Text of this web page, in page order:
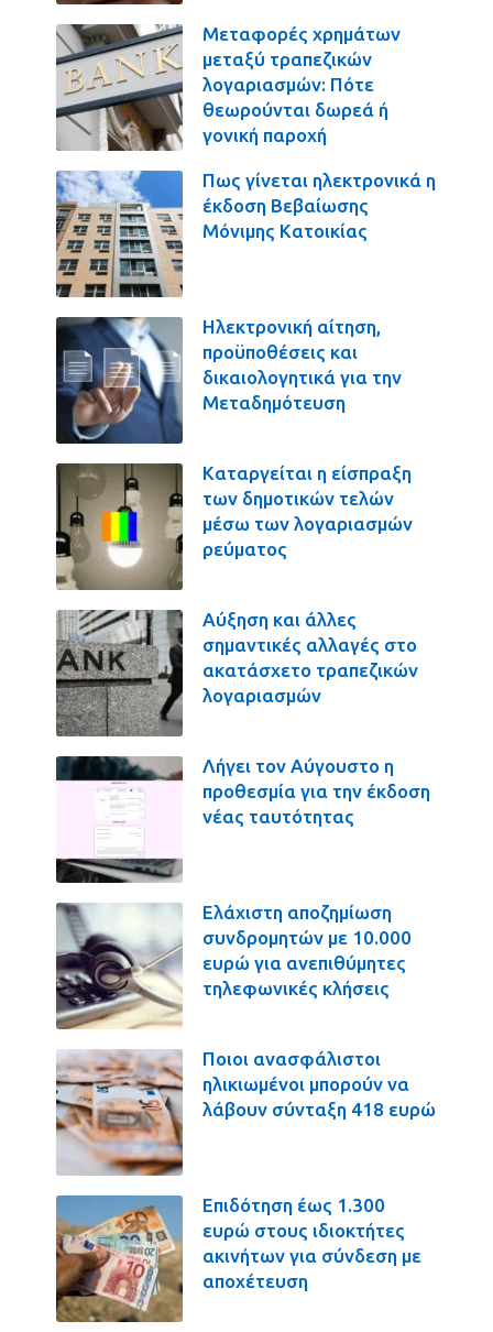
Μεταφορές χρημάτων
μεταξύ τραπεζικών
λογαριασμών: Πότε
θεωρούνται δωρεά ή
γονική παροχή
Πως γίνεται ηλεκτρονικά η
έκδοση Βεβαίωσης
Μόνιμης Κατοικίας
Ηλεκτρονική αίτηση,
προϋποθέσεις και
δικαιολογητικά για την
Μεταδημότευση
Καταργείται η είσπραξη
των δημοτικών τελών
μέσω των λογαριασμών
ρεύματος
Αύξηση και άλλες
σημαντικές αλλαγές στο
ακατάσχετο τραπεζικών
λογαριασμών
Λήγει τον Αύγουστο η
προθεσμία για την έκδοση
νέας ταυτότητας
Ελάχιστη αποζημίωση
συνδρομητών με 10.000
ευρώ για ανεπιθύμητες
τηλεφωνικές κλήσεις
Ποιοι ανασφάλιστοι
ηλικιωμένοι μπορούν να
λάβουν σύνταξη 418 ευρώ
Επιδότηση έως 1.300
ευρώ στους ιδιοκτήτες
ακινήτων για σύνδεση με
αποχέτευση